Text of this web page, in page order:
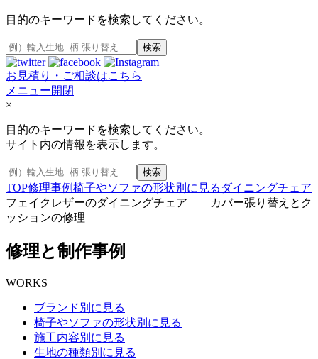
目的のキーワードを検索してください。
検索
お見積り・ご相談はこちら
メニュー開閉
×
目的のキーワードを検索してください。
サイト内の情報を表示します。
検索
TOP修理事例椅子やソファの形状別に見る ダイニングチェア
フェイクレザーのダイニングチェア カバー張り替えとク
ッションの修理
修理と制作事例
WORKS
ブランド別に見る
椅子やソファの形状別に見る
施工内容別に見る
生地の種類別に見る